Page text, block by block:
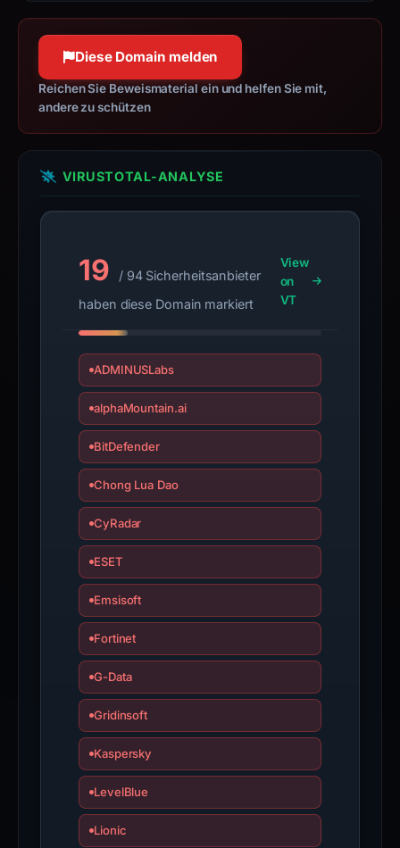
report
summarizes
time-
guarantee.
with
the
an
appeal
if
the
is
inaccurate.
Diese Domain melden
Reichen Sie Beweismaterial ein und helfen Sie mit,
andere zu schützen
VIRUSTOTAL-ANALYSE
19
/ 94 Sicherheitsanbieter
haben diese Domain markiert
View
on
VT
ADMINUSLabs
alphaMountain.ai
BitDefender
Chong Lua Dao
CyRadar
ESET
Emsisoft
Fortinet
G-Data
Gridinsoft
Kaspersky
LevelBlue
Lionic